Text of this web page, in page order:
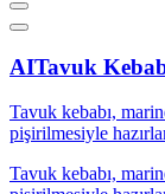
AITavuk
Tavuk kebabı,
pişirilmesiyle
Tavuk kebabı,